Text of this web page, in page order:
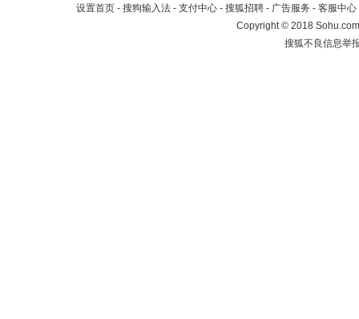
设置首页 - 搜狗输入法 - 支付中心 - 搜狐招聘 - 广告服务 - 客服中心
Copyright©2018
搜狐不良信息举